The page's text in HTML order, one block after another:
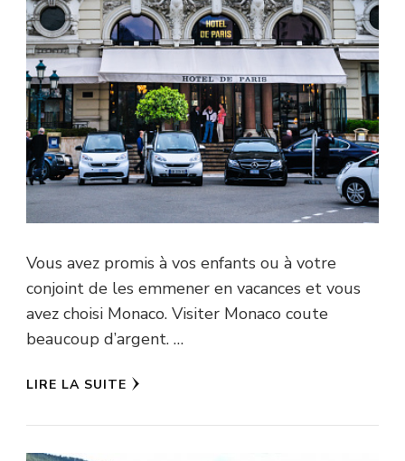
Vous avez promis à vos enfants ou à votre
conjoint de les emmener en vacances et vous
avez choisi Monaco. Visiter Monaco coute
beaucoup d’argent. …
LIRE LA SUITE